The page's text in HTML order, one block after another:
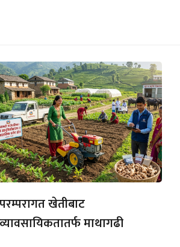
परम्परागत खेतीबाट
व्यावसायिकतातर्फ माथागढी